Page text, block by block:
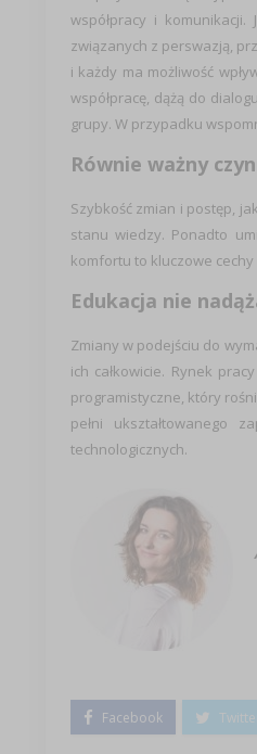
współpracy i
związanych z perswazją,
i każdy ma możliwość
współpracę, dążą do
grupy. W przypadku
Równie ważny
Szybkość zmian i postęp,
stanu wiedzy. Ponadto
komfortu to kluczowe
Edukacja nie
Zmiany w podejściu do
ich całkowicie. Rynek
programistyczne, który
pełni ukształtowanego
technologicznych.